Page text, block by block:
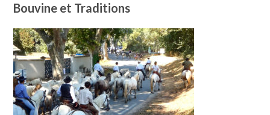
Bouvine et Traditions